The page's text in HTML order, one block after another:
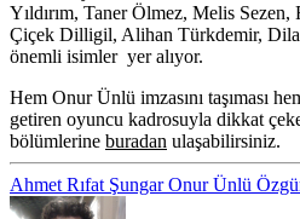
Yıldırım, Taner Ölmez, Melis Sezen,
Çiçek Dilligil, Alihan Türkdemir, Dila
önemli isimler yer alıyor.
Hem Onur Ünlü imzasını taşıması
getiren oyuncu kadrosuyla dikkat
bölümlerine buradan ulaşabilirsiniz.
Ahmet Rıfat ŞungarOnur Ünlü